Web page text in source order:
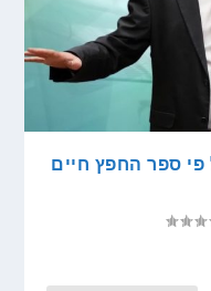
ספר החפץ חיים